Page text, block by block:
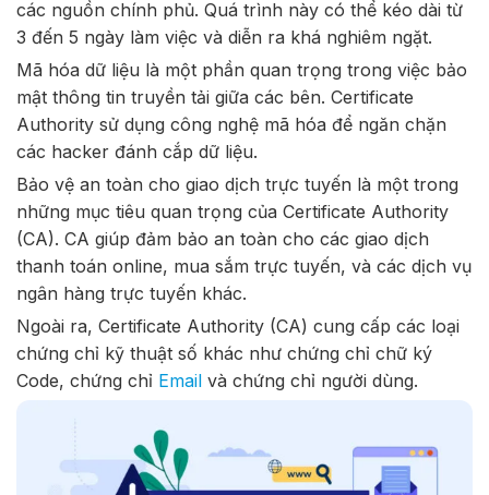
các nguồn chính phủ. Quá trình này có thể kéo dài từ
3 đến 5 ngày làm việc và diễn ra khá nghiêm ngặt.
Mã hóa dữ liệu là một phần quan trọng trong việc bảo
mật thông tin truyền tải giữa các bên. Certificate
Authority sử dụng công nghệ mã hóa để ngăn chặn
các hacker đánh cắp dữ liệu.
Bảo vệ an toàn cho giao dịch trực tuyến là một trong
những mục tiêu quan trọng của Certificate Authority
(CA). CA giúp đảm bảo an toàn cho các giao dịch
thanh toán online, mua sắm trực tuyến, và các dịch vụ
ngân hàng trực tuyến khác.
Ngoài ra, Certificate Authority (CA) cung cấp các loại
chứng chỉ kỹ thuật số khác như chứng chỉ chữ ký
Code, chứng chỉ Email và chứng chỉ người dùng.